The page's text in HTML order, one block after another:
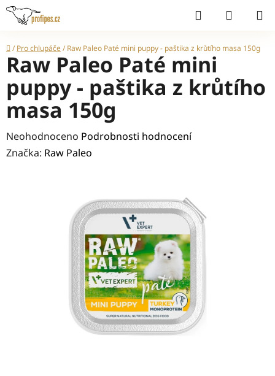
Přejít
Hledat
Domů
/ Pro chlupáče/ Raw Paleo Paté mini puppy - paštika z krůtího masa 150g
Raw Paleo Paté mini
puppy - paštika z krůtího
masa 150g
Průměrné
hodnocení
Neohodnoceno Podrobnosti hodnocení
Značka: Raw Paleo